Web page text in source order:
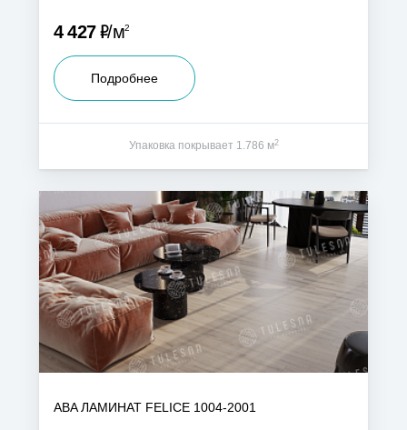
4 427Р м2
Подробнее
Упаковка покрывает 1.786 м2
ABA ЛАМИНАТ FELICE 1004-2001